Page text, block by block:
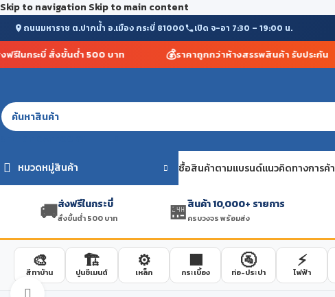
Skip to navigation Skip to main content
ถนนมหาราช ต.ปากน้ำ อ.เมือง กระบี่ 81000 เปิด จ-อา 7:30 – 19:00 น.
นกระบี่ สั่งขั้นต่ำ 500 บาท ราคาถูกกว่าห้างสรรพสินค้า รับประกัน
หมวดหมู่สินค้า ซื้อสินค้าตามแบรนด์แนวคิดทางการค้า
🚚ส่งฟรีในกระบี่
สั่งขั้นต่ำ 500 บาท 🏪สินค้า 10,000+ รายการ
ครบวงจร พร้อมส่ง
🎨
สีทาบ้าน
🏗️
ปูนซีเมนต์
⚙️
เหล็ก
🟫
กระเบื้อง
🚰
ท่อ-ประปา
⚡
ไฟฟ้า